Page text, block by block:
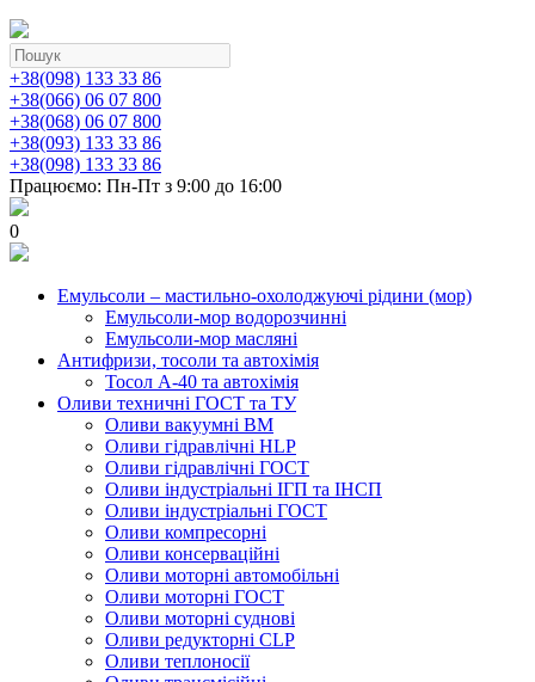
+38(098) 133 33 86
+38(066) 06 07 800
+38(068) 06 07 800
+38(093) 133 33 86
+38(098) 133 33 86
Працюємо: Пн-Пт з 9:00 до 16:00
0
Емульсоли – мастильно-охолоджуючі рідини (мор)
Емульсоли-мор водорозчинні
Емульсоли-мор масляні
Антифризи, тосоли та автохімія
Тосол А-40 та автохімія
Оливи техничні ГОСТ та ТУ
Оливи вакуумні ВМ
Оливи гідравлічні HLP
Оливи гідравлічні ГОСТ
Оливи індустріальні ІГП та ІНСП
Оливи індустріальні ГОСТ
Оливи компресорні
Оливи консерваційні
Оливи моторні автомобільні
Оливи моторні ГОСТ
Оливи моторні суднові
Оливи редукторні CLP
Оливи теплоносії